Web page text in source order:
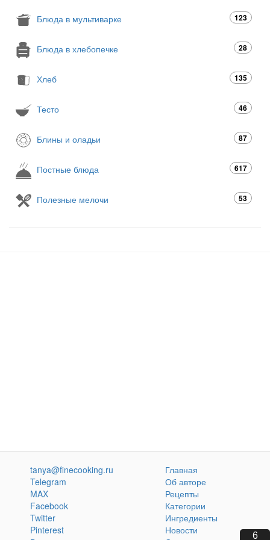
Блюда в мультиварке 123
Блюда в хлебопечке 28
Хлеб 135
Тесто 46
Блины и оладьи 87
Постные блюда 617
Полезные мелочи 53
5
tanya@finecooking.ru
Telegram
MAX
Facebook
Twitter
Pinterest
Главная
Об авторе
Рецепты
Категории
Ингредиенты
Новости